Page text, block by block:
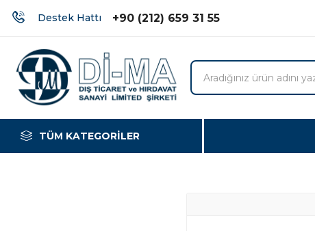
Destek Hattı +90 (212) 659 31 55
TÜM KATEGORILER